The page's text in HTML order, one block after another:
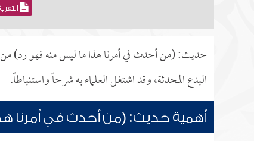
حديث: (من أحدث في أمرنا هذا ما ليس منه فهو رد) من
البدع المحدثة، وقد اشتغل العلماء به شرحاً واستنباطاً.
أهمية حديث: (من أحدث في أمرنا